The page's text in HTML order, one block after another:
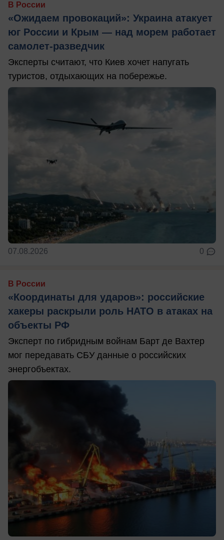
В России
«Ожидаем провокаций»: Украина атакует
юг России и Крым — над морем работает
самолет-разведчик
Эксперты считают, что Киев хочет напугать
туристов, отдыхающих на побережье.
07.08.2026 0
В России
«Координаты для ударов»: российские
хакеры раскрыли роль НАТО в атаках на
объекты РФ
Эксперт по гибридным войнам Барт де Вахтер
мог передавать СБУ данные о российских
энергобъектах.